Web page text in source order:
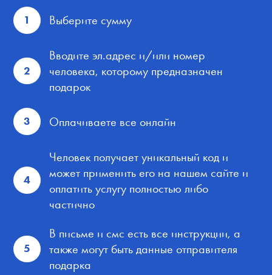
1 Выберите сумму
2
Вводите эл.адрес и/или номер
человека, которому предназначен
подарок
3 Оплачиваете все онлайн
4
Человек получает уникальный код и
может применить его на нашем сайте и
оплатить услугу полностью либо
частично
5
В письме и смс есть все инструкции, а
также могут быть данные отправителя
подарка